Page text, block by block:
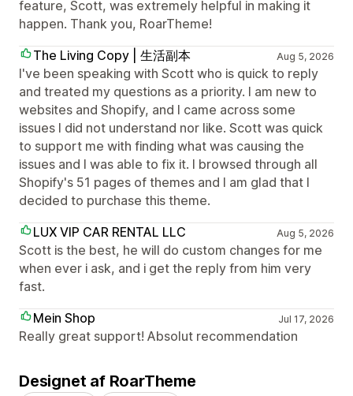
feature, Scott, was extremely helpful in making it
happen. Thank you, RoarTheme!
The Living Copy | 生活副本
Aug 5, 2026
I've been speaking with Scott who is quick to reply
and treated my questions as a priority. I am new to
websites and Shopify, and I came across some
issues I did not understand nor like. Scott was quick
to support me with finding what was causing the
issues and I was able to fix it. I browsed through all
Shopify's 51 pages of themes and I am glad that I
decided to purchase this theme.
LUX VIP CAR RENTAL LLC
Aug 5, 2026
Scott is the best, he will do custom changes for me
when ever i ask, and i get the reply from him very
fast.
Mein Shop
Jul 17, 2026
Really great support! Absolut recommendation
Designet af RoarTheme